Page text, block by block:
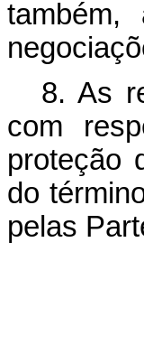
também,
8. As
com
proteção
do
pelas